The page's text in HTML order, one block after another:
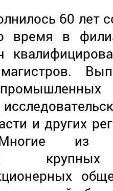
60 лет
в
и других
из